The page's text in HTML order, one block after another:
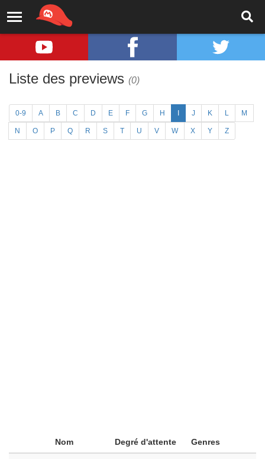
Liste des previews (0)
0-9 A B C D E F G H J K L M
N O P Q R S T U V W X Y Z
Nom Degré d'attente Genres